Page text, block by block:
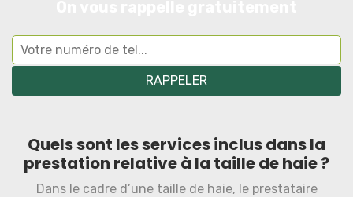
Quels sont les services inclus dans la
prestation relative à la taille de haie ?
Dans le cadre d’une taille de haie, le prestataire